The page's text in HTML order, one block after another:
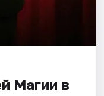
Магии в